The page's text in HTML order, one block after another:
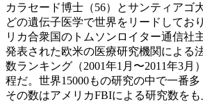
カラセード博士（56）とサンティアゴ
どの遺伝子医学で世界をリードしてお
リカ合衆国のトムソンロイター通信社
発表された欧米の医療研究機関による
数ランキング（2001年1月〜2011年3月
程だ。世界15000もの研究の中で一番多
その数はアメリカFBIによる研究数をも